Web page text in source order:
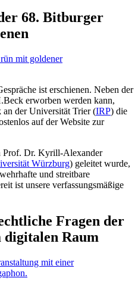
68. Bitburger
ist erschienen. Neben der
erworben werden kann,
der Universität Trier (IRP) die
auf der Website zur
Prof. Dr. Kyrill-Alexander
Würzburg) geleitet wurde,
und streitbare
ist unsere verfassungsmäßige
Fragen der
Raum